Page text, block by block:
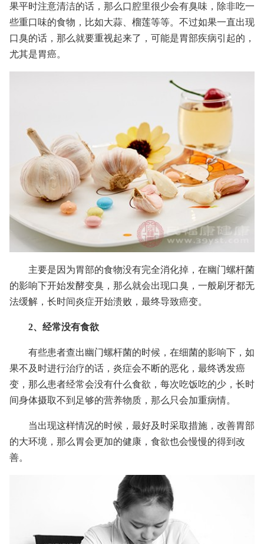
果平时注意清洁的话，那么口腔里很少会有臭味，除非吃一
些重口味的食物，比如大蒜、榴莲等等。不过如果一直出现
口臭的话，那么就要重视起来了，可能是胃部疾病引起的，
尤其是胃癌。
主要是因为胃部的食物没有完全消化掉，在幽门螺杆菌
的影响下开始发酵变臭，那么就会出现口臭，一般刷牙都无
法缓解，长时间炎症开始溃败，最终导致癌变。
2、经常没有食欲
有些患者查出幽门螺杆菌的时候，在细菌的影响下，如
果不及时进行治疗的话，炎症会不断的恶化，最终诱发癌
变，那么患者经常会没有什么食欲，每次吃饭吃的少，长时
间身体摄取不到足够的营养物质，那么只会加重病情。
当出现这样情况的时候，最好及时采取措施，改善胃部
的大环境，那么胃会更加的健康，食欲也会慢慢的得到改
善。